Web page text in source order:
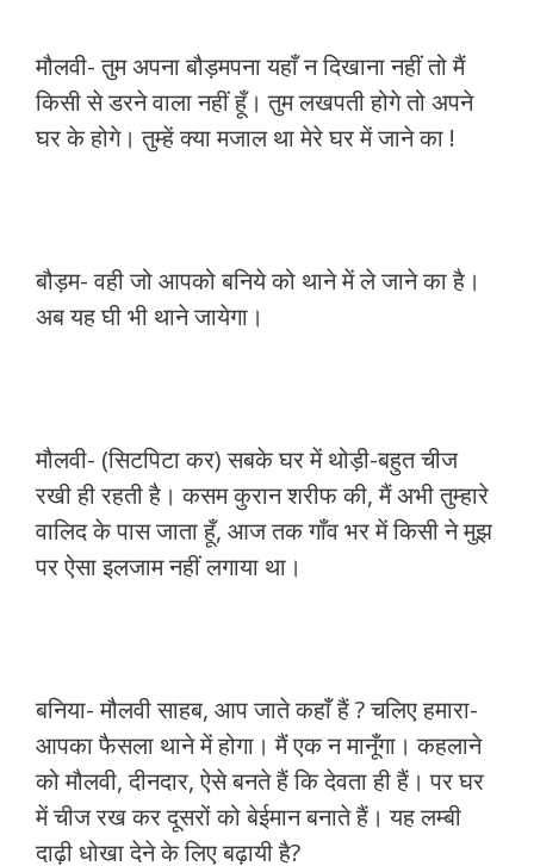
मौलवी- तुम अपना बौड़मपना यहाँ न दिखाना नहीं तो मैं
किसी से डरने वाला नहीं हूँ। तुम लखपती होगे तो अपने
घर के होगे। तुम्हें क्या मजाल था मेरे घर में जाने का !
बौड़म- वही जो आपको बनिये को थाने में ले जाने का है।
अब यह घी भी थाने जायेगा।
मौलवी- (सिटपिटा कर) सबके घर में थोड़ी-बहुत चीज
रखी ही रहती है। कसम कुरान शरीफ की, मैं अभी तुम्हारे
वालिद के पास जाता हूँ, आज तक गाँव भर में किसी ने मुझ
पर ऐसा इलजाम नहीं लगाया था।
बनिया- मौलवी साहब, आप जाते कहाँ हैं ? चलिए हमारा-
आपका फैसला थाने में होगा। मैं एक न मानूँगा। कहलाने
को मौलवी, दीनदार, ऐसे बनते हैं कि देवता ही हैं। पर घर
में चीज रख कर दूसरों को बेईमान बनाते हैं। यह लम्बी
दाढ़ी धोखा देने के लिए बढ़ायी है?